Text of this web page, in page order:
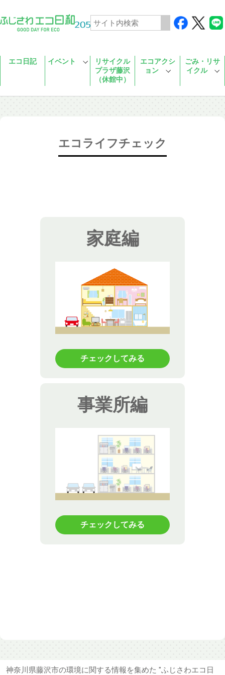
エコ日記 イベント
リサイクル
プラザ藤沢
（休館中）
エコアクシ
ョン
ごみ・リサ
イクル
エコライフチェック
家庭編
チェックしてみる
事業所編
チェックしてみる
神奈川県藤沢市の環境に関する情報を集めた "ふじさわエコ日